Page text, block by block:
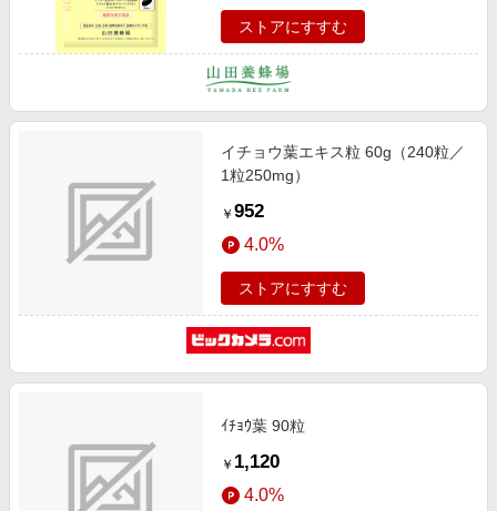
スポーツ・アウトドア・ゴルフ
インテリア・寝具
旅行・レジャー・ホテル予約
金融・マネー・保険
デジタルコンテンツ
ビジネス・その他サービス
わくわく夏特集
Samsung ボーナスキャンペーン
週末の高還元 夏の長期版
ストアにすすむ
イチョウ葉エキス粒 60g（240粒／
1粒250mg）
￥ 952
4.0%
ストアにすすむ
ｲﾁｮｳ葉 90粒
￥ 1,120
4.0%